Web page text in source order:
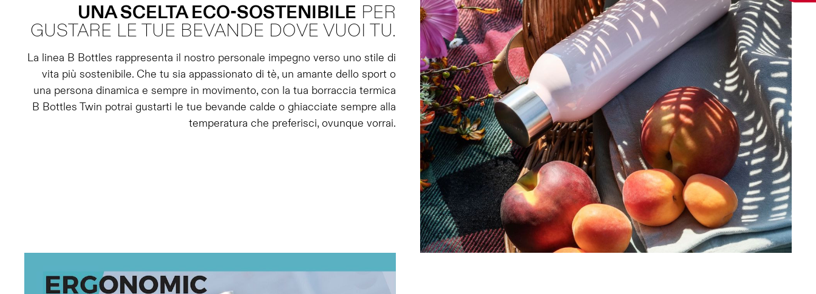
UNA SCELTA ECO-SOSTENIBILE PER
GUSTARE LE TUE BEVANDE DOVE VUOI TU.
La linea B Bottles rappresenta il nostro personale impegno verso uno stile di
vita più sostenibile. Che tu sia appassionato di tè, un amante dello sport o
una persona dinamica e sempre in movimento, con la tua borraccia termica
B Bottles Twin potrai gustarti le tue bevande calde o ghiacciate sempre alla
temperatura che preferisci, ovunque vorrai.